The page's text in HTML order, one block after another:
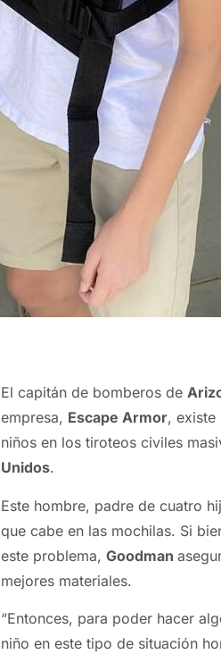
El capitán de bomberos de
empresa, Escape Armor, existe
niños en los tiroteos civiles
Unidos.
Este hombre, padre de cuatro
que cabe en las mochilas. Si
este problema, Goodman
mejores materiales.
“Entonces, para poder hacer
niño en este tipo de situación